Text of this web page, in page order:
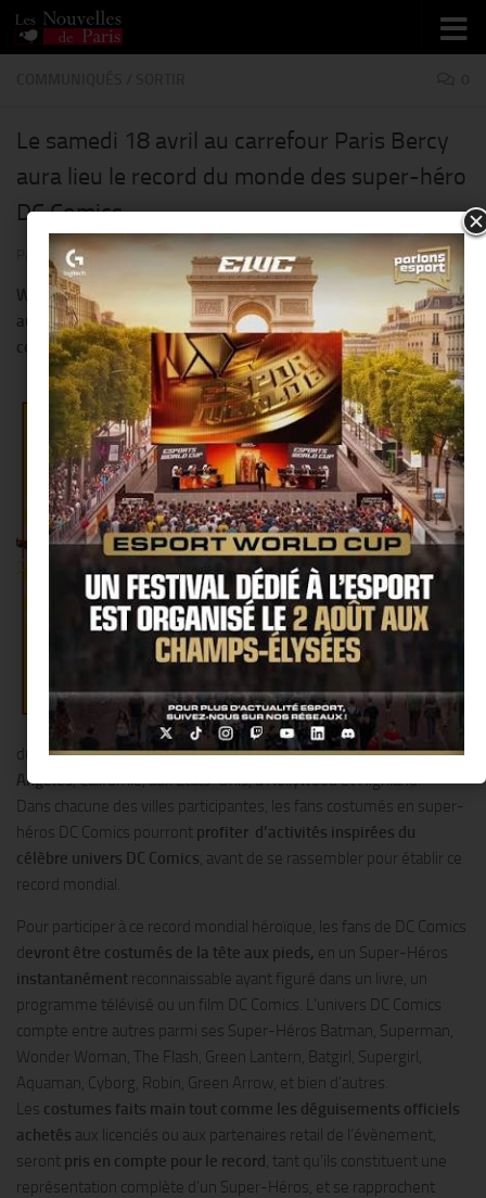
Skip to content
Le samedi 18 avril au carrefour Paris Bercy
aura lieu le record du monde des super-héro
DC Comics
THIERRY KER 26 MARS 2015
Warner Bros, consumer Products et DC Entertainment s’allient
aux fans pour établir le record du monde du nombre de personnes
costumées en super-héros DC comics.
Warner Bros. Consumer Products
(WBCP) et DC Entertainment (DCE)
ont annoncé aujourd’hui leur
intention d’établir le record mondial
du plus grand rassemblement de
personnes déguisées en Super-
héros DC Comics, qui se tiendra
dans de nombreuses villesaux
quatre coins du monde, en l’espace
de 24 heures. Le coup d’envoi de ce
Record du Monde des Super-Héros
2015, sera donné à Queensland en
Australie avec un évènement au sein
du parc à thème : Movie World Australia, pours’achever à Los
Angeles, Californie, aux Etats-Unis, à Hollywood et Highland.
Dans chacune des villes participantes, les fans costumés en super-
héros DC Comics pourront profiter d’activités inspirées du
célèbre univers DC Comics, avant de se rassembler pour établir ce
record mondial.
Pour participer à ce record mondial héroïque, les fans de DC Comics
devront être costumés de la tête aux pieds, en un Super-Héros
instantanément reconnaissable ayant figuré dans un livre, un
programme télévisé ou un film DC Comics. L’univers DC Comics
compte entre autres parmi ses Super-Héros Batman, Superman,
Wonder Woman, The Flash, Green Lantern, Batgirl, Supergirl,
Aquaman, Cyborg, Robin, Green Arrow, et bien d’autres.
Les costumes faits main tout comme les déguisements officiels
achetés aux licenciés ou aux partenaires retail de l’évènement,
seront pris en compte pour le record, tant qu’ils constituent une
représentation complète d’un Super-Héros, et se rapprochent